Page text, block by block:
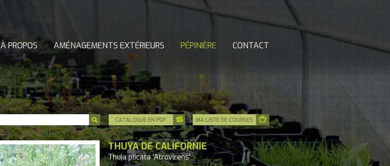
À PROPOS AMÉNAGEMENTS EXTÉRIEURS PÉPINIÈRE CONTACT
THUYA DE CALIFORNIE
Thuja plicata 'Atrovirens'